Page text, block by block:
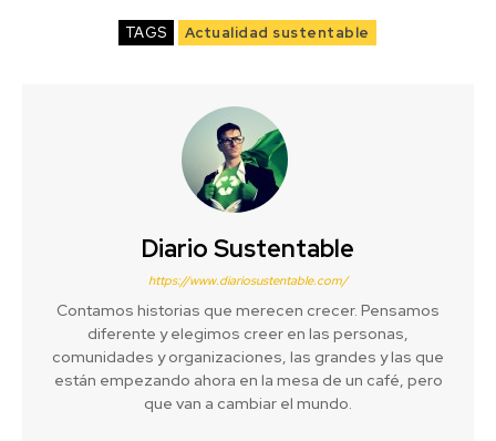
TAGS Actualidad sustentable
Diario Sustentable
https://www.diariosustentable.com/
Contamos historias que merecen crecer. Pensamos
diferente y elegimos creer en las personas,
comunidades y organizaciones, las grandes y las que
están empezando ahora en la mesa de un café, pero
que van a cambiar el mundo.